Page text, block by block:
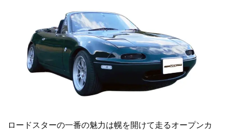
ロードスターの一番の魅力は幌を開けて走るオープンカ